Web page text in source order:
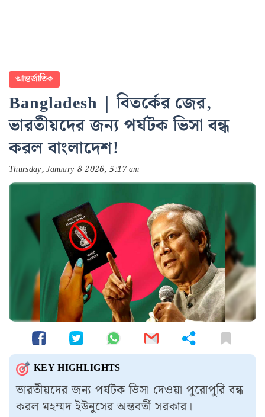
আন্তর্জাতিক
Bangladesh | বিতর্কের জের,
ভারতীয়দের জন্য পর্যটক ভিসা বন্ধ
করল বাংলাদেশ!
Thursday, January 8 2026, 5:17 am
KEY HIGHLIGHTS
ভারতীয়দের জন্য পর্যটক ভিসা দেওয়া পুরোপুরি বন্ধ
করল মহম্মদ ইউনুসের অন্তবর্তী সরকার।